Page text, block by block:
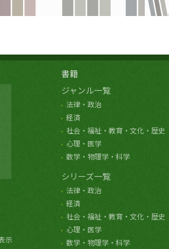
示
書籍
ジャンル一覧
法律・政治
経済
社会・福祉・教育・文化・歴史
心理・医学
数学・物理学・科学
シリーズ一覧
法律・政治
経済
社会・福祉・教育・文化・歴史
心理・医学
数学・物理学・科学